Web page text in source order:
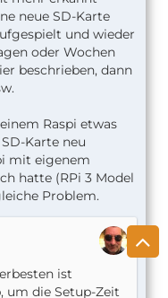
neue SD-Karte
und wieder
oder Wochen
beschrieben, dann
Raspi etwas
Karte neu
mit eigenem
hatte (RPi 3 Model
Problem.
ist
um die Setup-Zeit